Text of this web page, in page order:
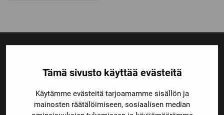
Tämä sivusto käyttää evästeitä
Käytämme evästeitä tarjoamamme sisällön ja
mainosten räätälöimiseen, sosiaalisen median
Ensiluokkainen palvelu Monipuoliset maksutavat